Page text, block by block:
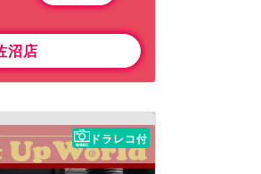
沼店
ドラレコ付